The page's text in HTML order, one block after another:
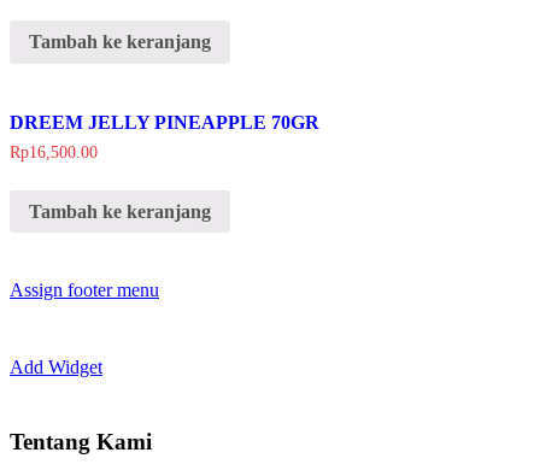
Tambah ke keranjang
DREEM JELLY PINEAPPLE 70GR
Rp16,500.00
Tambah ke keranjang
Assign footer menu
Add Widget
Tentang Kami